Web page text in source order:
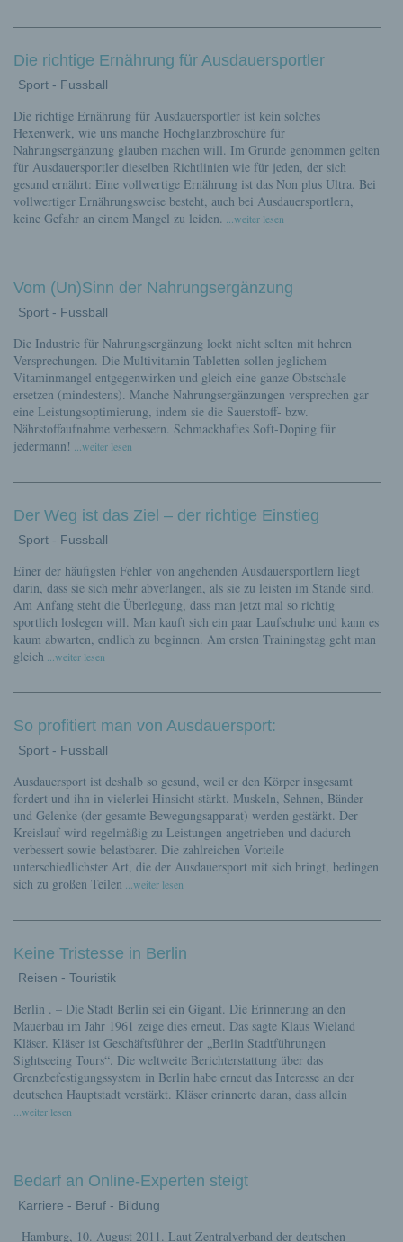
Die richtige Ernährung für Ausdauersportler
Sport - Fussball
Die richtige Ernährung für Ausdauersportler ist kein solches
Hexenwerk, wie uns manche Hochglanzbroschüre für
Nahrungsergänzung glauben machen will. Im Grunde genommen gelten
für Ausdauersportler dieselben Richtlinien wie für jeden, der sich
gesund ernährt: Eine vollwertige Ernährung ist das Non plus Ultra. Bei
vollwertiger Ernährungsweise besteht, auch bei Ausdauersportlern,
keine Gefahr an einem Mangel zu leiden. ...weiter lesen
Vom (Un)Sinn der Nahrungsergänzung
Sport - Fussball
Die Industrie für Nahrungsergänzung lockt nicht selten mit hehren
Versprechungen. Die Multivitamin-Tabletten sollen jeglichem
Vitaminmangel entgegenwirken und gleich eine ganze Obstschale
ersetzen (mindestens). Manche Nahrungsergänzungen versprechen gar
eine Leistungsoptimierung, indem sie die Sauerstoff- bzw.
Nährstoffaufnahme verbessern. Schmackhaftes Soft-Doping für
jedermann!
...weiter lesen
Der Weg ist das Ziel – der richtige Einstieg
Sport - Fussball
Einer der häufigsten Fehler von angehenden Ausdauersportlern liegt
darin, dass sie sich mehr abverlangen, als sie zu leisten im Stande sind.
Am Anfang steht die Überlegung, dass man jetzt mal so richtig
sportlich loslegen will. Man kauft sich ein paar Laufschuhe und kann es
kaum abwarten, endlich zu beginnen. Am ersten Trainingstag geht man
gleich ...weiter lesen
So profitiert man von Ausdauersport:
Sport - Fussball
Ausdauersport ist deshalb so gesund, weil er den Körper insgesamt
fordert und ihn in vielerlei Hinsicht stärkt. Muskeln, Sehnen, Bänder
und Gelenke (der gesamte Bewegungsapparat) werden gestärkt. Der
Kreislauf wird regelmäßig zu Leistungen angetrieben und dadurch
verbessert sowie belastbarer. Die zahlreichen Vorteile
unterschiedlichster Art, die der Ausdauersport mit sich bringt, bedingen
sich zu großen Teilen ...weiter lesen
Keine Tristesse in Berlin
Reisen - Touristik
Berlin . – Die Stadt Berlin sei ein Gigant. Die Erinnerung an den
Mauerbau im Jahr 1961 zeige dies erneut. Das sagte Klaus Wieland
Kläser. Kläser ist Geschäftsführer der „Berlin Stadtführungen
Sightseeing Tours“. Die weltweite Berichterstattung über das
Grenzbefestigungssystem in Berlin habe erneut das Interesse an der
deutschen Hauptstadt verstärkt. Kläser erinnerte daran, dass allein
...weiter lesen
Bedarf an Online-Experten steigt
Karriere - Beruf - Bildung
Hamburg, 10. August 2011. Laut Zentralverband der deutschen